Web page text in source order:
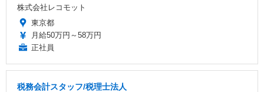
株式会社レコモット
東京都
月給50万円～58万円
正社員
税務会計スタッフ/税理士法人